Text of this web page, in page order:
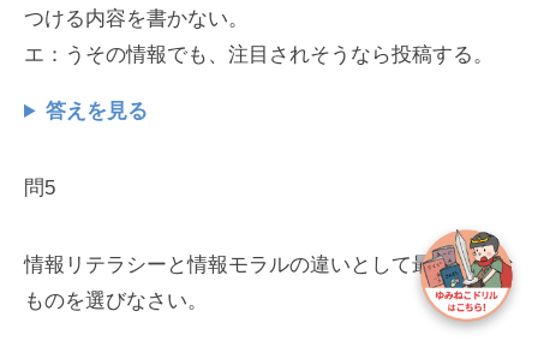
つける内容を書かない。
エ：うその情報でも、注目されそうなら投稿する。
答えを見る
問5
情報リテラシーと情報モラルの違いとして最も適切な
ものを選びなさい。